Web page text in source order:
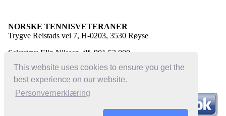
This website uses cookies to ensure you get the
best experience on our website.
Personvernerklæring
NORSKE TENNISVETERANER
Trygve Reistads vei 7, H-0203, 3530 Røyse
Sekretær: Elin Nilssen, tlf. 901 53 000